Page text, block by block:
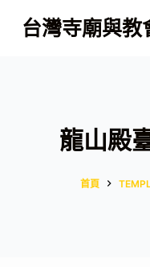
跳
至
台灣寺廟與教
龍山殿
首頁